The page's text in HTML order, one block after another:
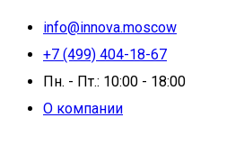
info@innova.moscow
+7 (499) 404-18-67
Пн. - Пт.: 10:00 - 18:00
О компании